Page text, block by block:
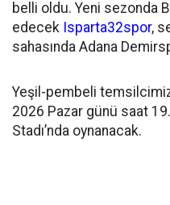
belli oldu. Yeni sezonda
edecek Isparta32spor,
sahasında Adana
Yeşil-pembeli
2026 Pazar günü saat
Stadı’nda oynanacak.